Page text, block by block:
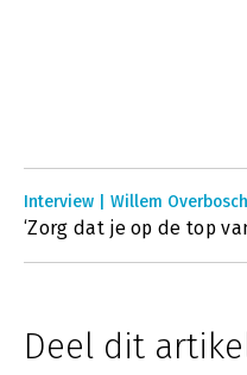
Interview | Willem Overbosch
‘Zorg dat je op de top
Deel dit